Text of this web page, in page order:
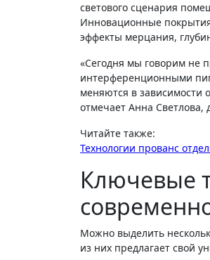
светового сценария
Инновационные
эффекты мерцания,
«Сегодня мы говорим не просто о блеске, а о световом дизайне на микроуровне. Современные лаки и краски с
интерференционными
меняются в зависимости
отмечает Анна Светлова,
Читайте также:
Технологии прованс
Ключевые
Можно выделить
из них предлагает свой